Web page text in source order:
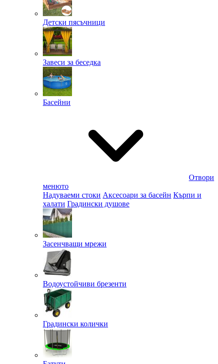
Детски пясъчници
Завеси за беседка
Басейни
Отвори
менюто
Надуваеми стоки Аксесоари за басейн Кърпи и
халати Градински душове
Засенчващи мрежи
Водоустойчиви брезенти
Градински колички